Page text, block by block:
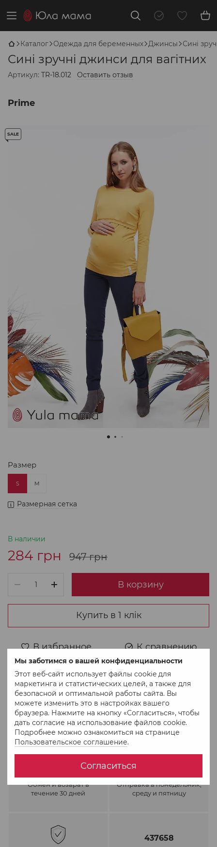
Мы заботимся о вашей конфиденциальности
Этот веб-сайт использует файлы cookie для
маркетинга и статистических целей, а также для
безопасной и оптимальной работы сайта. Вы
можете изменить это в настройках вашего
браузера. Нажмите на кнопку «Согласиться», чтобы
дать согласие на использование файлов cookie.
Подробнее можно ознакомиться на странице
Пользовательское соглашение.
Согласиться
Каталог Одежда для беременных Джинсы Сині
Сині зручні джинси для вагітних
Артикул: TR-18.012 Оставить отзыв
Prime
SALE
Размер
S M
Размерная сетка
В наличии
284 грн 947 грн
В корзину
Купить в 1 клік
В избранное К сравнению
Обмен и возврат в
течение 30 дней
Отправка в понедельник,
среду и пятницу
437658